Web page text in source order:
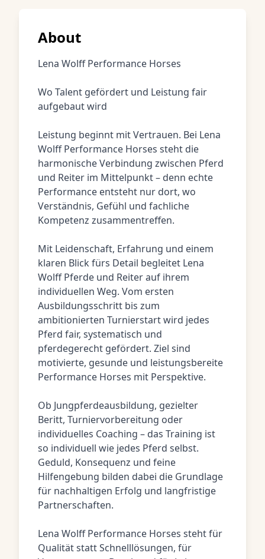
About
Lena Wolff Performance Horses
Wo Talent gefördert und Leistung fair
aufgebaut wird
Leistung beginnt mit Vertrauen. Bei Lena
Wolff Performance Horses steht die
harmonische Verbindung zwischen Pferd
und Reiter im Mittelpunkt – denn echte
Performance entsteht nur dort, wo
Verständnis, Gefühl und fachliche
Kompetenz zusammentreffen.
Mit Leidenschaft, Erfahrung und einem
klaren Blick fürs Detail begleitet Lena
Wolff Pferde und Reiter auf ihrem
individuellen Weg. Vom ersten
Ausbildungsschritt bis zum
ambitionierten Turnierstart wird jedes
Pferd fair, systematisch und
pferdegerecht gefördert. Ziel sind
motivierte, gesunde und leistungsbereite
Performance Horses mit Perspektive.
Ob Jungpferdeausbildung, gezielter
Beritt, Turniervorbereitung oder
individuelles Coaching – das Training ist
so individuell wie jedes Pferd selbst.
Geduld, Konsequenz und feine
Hilfengebung bilden dabei die Grundlage
für nachhaltigen Erfolg und langfristige
Partnerschaften.
Lena Wolff Performance Horses steht für
Qualität statt Schnelllösungen, für